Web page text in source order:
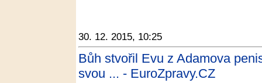
30. 12. 2015, 10:25
Bůh stvořil Evu z Adamova
svou ... - EuroZpravy.CZ